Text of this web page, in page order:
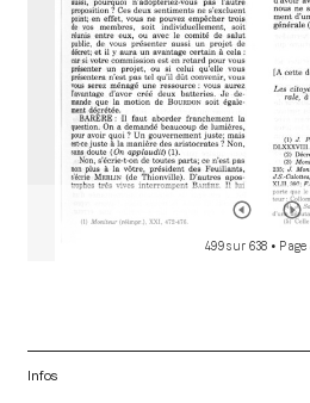
499 sur 638 • Page
Infos